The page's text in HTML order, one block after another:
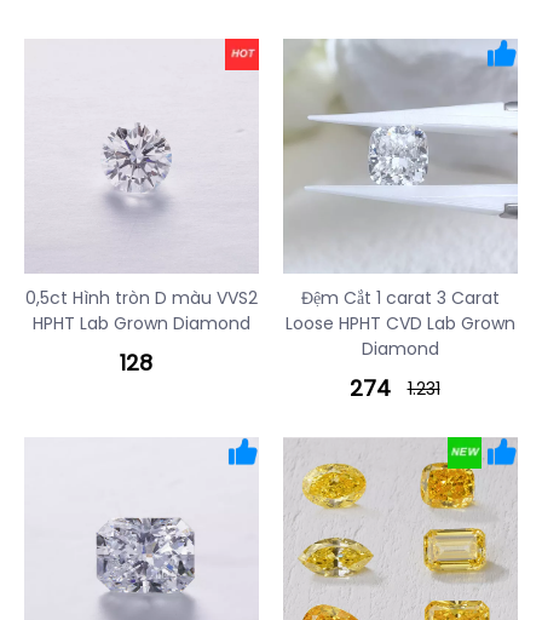
0,5ct Hình tròn D màu VVS2
HPHT Lab Grown Diamond
128
Đệm Cắt 1 carat 3 Carat
Loose HPHT CVD Lab Grown
Diamond
274 1.231